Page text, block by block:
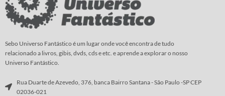
Sebo Universo Fantástico é um lugar onde você encontra de tudo
relacionado a livros, gibis, dvds, cds e etc. e aprende a explorar o nosso
Universo Fantástico.
Rua Duarte de Azevedo, 376, banca Bairro Santana - São Paulo -SP CEP
02036-021